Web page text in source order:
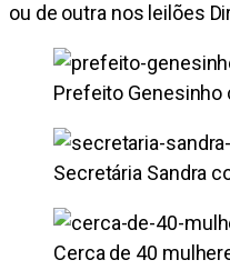
ou de outra nos leilões
Prefeito Genesinho
Secretária Sandra
Cerca de 40